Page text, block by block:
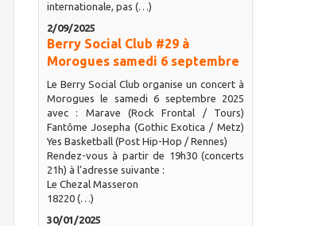
internationale, pas (…)
2/09/2025
Berry Social Club #29 à
Morogues samedi 6 septembre
Le Berry Social Club organise un concert à
Morogues le samedi 6 septembre 2025
avec : Marave (Rock Frontal / Tours)
Fantôme Josepha (Gothic Exotica / Metz)
Yes Basketball (Post Hip-Hop / Rennes)
Rendez-vous à partir de 19h30 (concerts
21h) à l’adresse suivante :
Le Chezal Masseron
18220 (…)
30/01/2025